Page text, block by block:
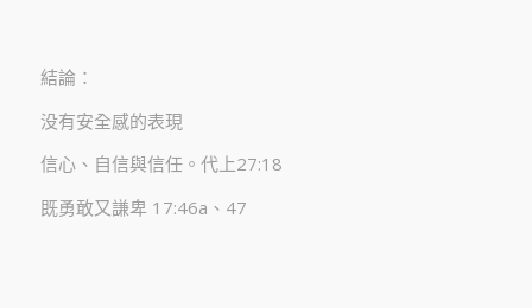
結論：
没有安全感的表現
信心、自信與信任。代上27:18
既勇敢又謙卑 17:46a、47